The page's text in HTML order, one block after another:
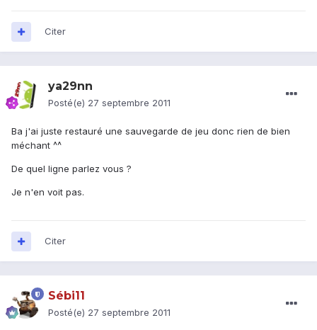
Citer
ya29nn
Posté(e) 27 septembre 2011
Ba j'ai juste restauré une sauvegarde de jeu donc rien de bien
méchant ^^
De quel ligne parlez vous ?
Je n'en voit pas.
Citer
Sébi11
Posté(e) 27 septembre 2011